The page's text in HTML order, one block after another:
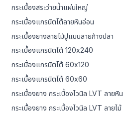
กระเบื้องสระว่ายน้ำแผ่นใหญ่
กระเบื้องแกรนิตโต้ลายหินอ่อน
กระเบื้องยางลายไม้ปูแบบลายก้างปลา
กระเบื้องแกรนิตโต้ 120x240
กระเบื้องแกรนิตโต้ 60x120
กระเบื้องแกรนิตโต้ 60x60
กระเบื้องยาง กระเบื้องไวนิล LVT ลายหิน
กระเบื้องยาง กระเบื้องไวนิล LVT ลายไม้